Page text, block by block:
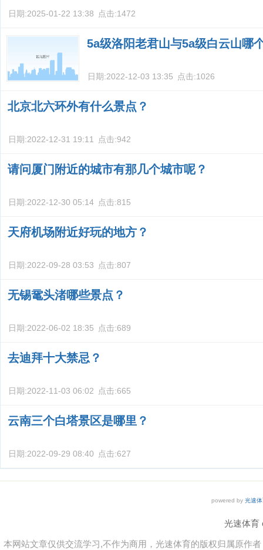
日期:2025-01-22 13:38 点击:1472
5a级洛阳老君山与5a级白云山哪
日期:2022-12-03 13:35 点击:1026
北京北六环外有什么景点？
日期:2022-12-31 19:11 点击:942
请问厦门附近的城市有那几个城市呢？
日期:2022-12-30 05:14 点击:815
天府机场附近好玩的地方？
日期:2022-09-28 03:53 点击:807
无锡鼋头渚哪些景点？
日期:2022-06-02 18:35 点击:689
去迪拜十大禁忌？
日期:2022-11-03 06:02 点击:665
云南三个白塔景区是哪里？
日期:2022-09-29 08:40 点击:627
powered by 光速
光速体育
本网站文章仅供交流学习,不作为商用，光速体育的版权归属原作